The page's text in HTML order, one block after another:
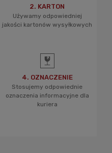
2. KARTON
Używamy odpowiedniej
jakości kartonów wysyłkowych
4. OZNACZENIE
Stosujemy odpowiednie
oznaczenia informacyjne dla
kuriera